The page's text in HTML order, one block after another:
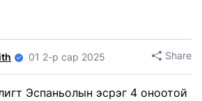
01 2-р сар 2025 Share
Эспаньолын эсрэг 4 оноотой